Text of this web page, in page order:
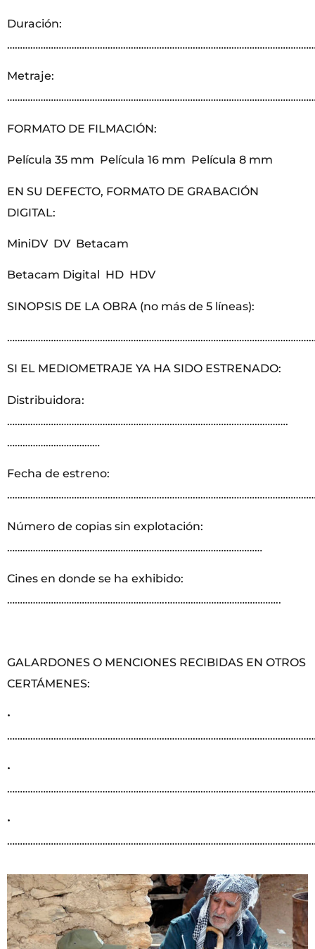
Duración:
Metraje:
FORMATO DE FILMACIÓN:
Película 35 mm Película 16 mm Película 8 mm
EN SU DEFECTO, FORMATO DE GRABACIÓN
DIGITAL:
MiniDV DV Betacam
Betacam Digital HD HDV
SINOPSIS DE LA OBRA (no más de 5 líneas):
SI EL MEDIOMETRAJE YA HA SIDO ESTRENADO:
Distribuidora:
……………………………………………………………………………………………….
………………………………
Fecha de estreno:
Número de copias sin explotación:
………………………………………………………………………………………
Cines en donde se ha exhibido:
……………………………………………………..……………………………………..
GALARDONES O MENCIONES RECIBIDAS EN OTROS
CERTÁMENES:
•
•
•